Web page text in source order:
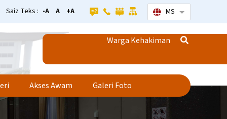
Saiz Teks : -A A +A MS Senarai
Warga Kehakiman
Akses Awam Galeri Foto